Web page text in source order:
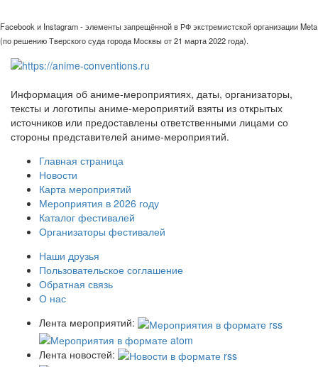
Facebook и Instagram - элементы запрещённой в РФ экстремистской организации Meta
(по решению Тверского суда города Москвы от 21 марта 2022 года).
Информация об аниме-мероприятиях, даты, организаторы,
тексты и логотипы аниме-мероприятий взяты из открытых
источников или предоставлены ответственными лицами со
стороны представителей аниме-мероприятий.
Главная страница
Новости
Карта мероприятий
Мероприятия в 2026 году
Каталог фестивалей
Организаторы фестивалей
Наши друзья
Пользовательское соглашение
Обратная связь
О нас
Лента мероприятий:
Лента новостей: